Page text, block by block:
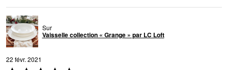
Sur
Vaisselle collection « Grange » par LC Loft
22 févr. 2021